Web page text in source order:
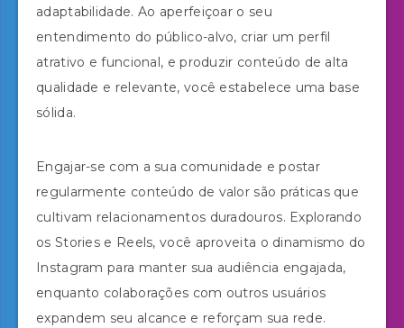
adaptabilidade. Ao aperfeiçoar o seu
entendimento do público-alvo, criar um perfil
atrativo e funcional, e produzir conteúdo de alta
qualidade e relevante, você estabelece uma base
sólida.
Engajar-se com a sua comunidade e postar
regularmente conteúdo de valor são práticas que
cultivam relacionamentos duradouros. Explorando
os Stories e Reels, você aproveita o dinamismo do
Instagram para manter sua audiência engajada,
enquanto colaborações com outros usuários
expandem seu alcance e reforçam sua rede.